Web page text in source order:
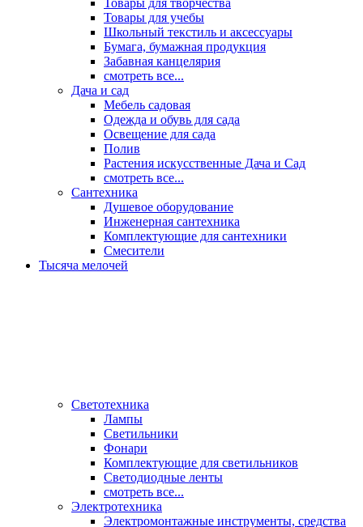
Товары для творчества
Товары для учебы
Школьный текстиль и аксессуары
Бумага, бумажная продукция
Забавная канцелярия
смотреть все...
Дача и сад
Мебель садовая
Одежда и обувь для сада
Освещение для сада
Полив
Растения искусственные Дача и Сад
смотреть все...
Сантехника
Душевое оборудование
Инженерная сантехника
Комплектующие для сантехники
Смесители
Тысяча мелочей
Светотехника
Лампы
Светильники
Фонари
Комплектующие для светильников
Светодиодные ленты
смотреть все...
Электротехника
Электромонтажные инструменты, средства